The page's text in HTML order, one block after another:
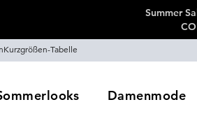
Summer
Kurzgrößen-Tabelle
Damenmode